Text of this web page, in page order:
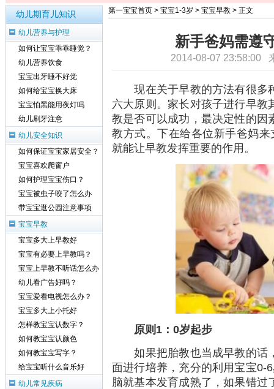
第一宝宝首页 > 宝宝1-3岁 > 宝宝早教 > 正文
新手爸妈需遵
2014-08-07 23:58:00
现在关于早教的方法有很多
六大原则。家长对孩子进行早教
教是否可以成功，最决定性的因
教方式。下在给各位新手爸妈
就能让早教发挥重要的作用。
原则 1 ：0岁起步
如果把胎教也当成早教的话
面进行培养，充分的利用宝宝0-
脑就基本发育成熟了，如果错
幼儿期育儿知识
幼儿营养与护理
如何让宝宝乖乖睡觉？
幼儿营养饮食
宝宝出牙睡不好觉
如何给宝宝换大床
宝宝怕黑能用夜灯吗
幼儿刷牙注意
幼儿安全知识
如何保证宝宝家居安全？
宝宝喜欢爬窗户
如何护理宝宝伤口？
宝宝被虫子咬了怎么办
带宝宝逛公园注意事项
宝宝早教
宝宝多大上早教好
宝宝有必要上早教吗？
宝宝上早教不听话怎么办
幼儿看广告好吗？
宝宝爱看电视怎么办？
宝宝多大上小托好
怎样教宝宝认数字？
如何教宝宝认颜色
如何教宝宝写字？
给宝宝听什么音乐好
幼儿常见疾病